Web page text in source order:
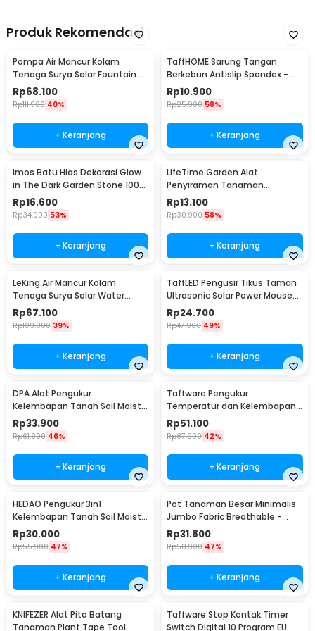
Produk Rekomendasi
Pompa Air Mancur Kolam
Tenaga Surya Solar Fountain
7V 1.5W 200L/H - GY-D-001
Rp68.100
Rp111.900 40%
+ Keranjang
TaffHOME Sarung Tangan
Berkebun Antislip Spandex -
CZ-0146
Rp10.900
Rp25.900 58%
+ Keranjang
Imos Batu Hias Dekorasi Glow
in The Dark Garden Stone 100
PCS - HC0043
Rp16.600
Rp34.900 53%
+ Keranjang
LifeTime Garden Alat
Penyiraman Tanaman
Otomatis Micro Drip 2 PCS -
95109
Rp13.100
Rp30.900 58%
+ Keranjang
LeKing Air Mancur Kolam
Tenaga Surya Solar Water
Fountain - AS10A
Rp67.100
Rp109.900 39%
+ Keranjang
TaffLED Pengusir Tikus Taman
Ultrasonic Solar Power Mouse
Repellent - HR-533
Rp24.700
Rp47.900 49%
+ Keranjang
DPA Alat Pengukur
Kelembapan Tanah Soil Moist
PH Detector Analyzer - DPA301
Rp33.900
Rp61.900 46%
+ Keranjang
Taffware Pengukur
Temperatur dan Kelembapan
Tanah Soil PH - TPH01803
Rp51.100
Rp87.900 42%
+ Keranjang
HEDAO Pengukur 3in1
Kelembapan Tanah Soil Moist
pH Analyzer - TL00378
Rp30.000
Rp55.900 47%
+ Keranjang
Pot Tanaman Besar Minimalis
Jumbo Fabric Breathable -
DFT24
Rp31.800
Rp58.900 47%
+ Keranjang
KNIFEZER Alat Pita Batang
Tanaman Plant Tape Tool
Taffware Stop Kontak Timer
Switch Digital 10 Program EU